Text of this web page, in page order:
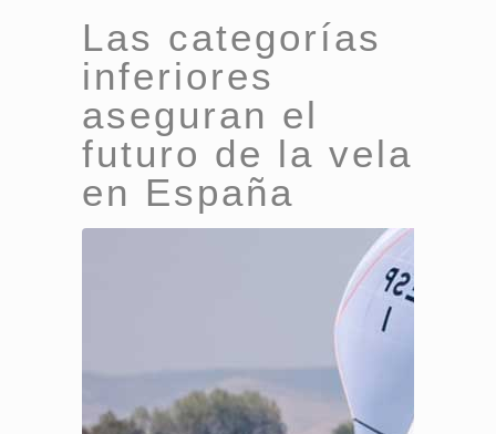
Las categorías
inferiores
aseguran el
futuro de la vela
en España